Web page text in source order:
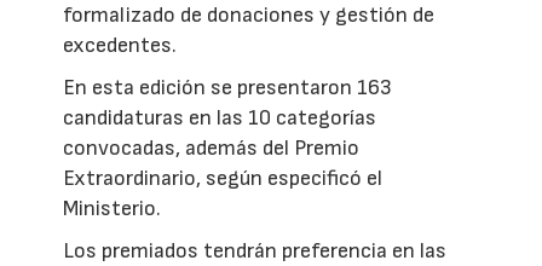
formalizado de donaciones y gestión de
excedentes.
En esta edición se presentaron 163
candidaturas en las 10 categorías
convocadas, además del Premio
Extraordinario, según especificó el
Ministerio.
Los premiados tendrán preferencia en las